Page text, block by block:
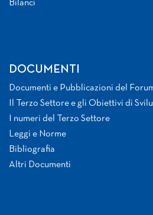
Bilanci
DOCUMENTI
Documenti e Pubblicazioni del
Il Terzo Settore e gli Obiettivi di
I numeri del Terzo Settore
Leggi e Norme
Bibliografia
Altri Documenti